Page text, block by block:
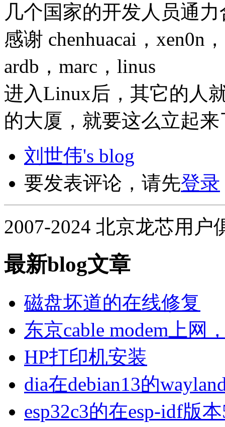
几个国家的开发人员通
感谢 chenhuacai，xen0n
ardb，marc，linus
进入Linux后，其它的人
的大厦，就要这么立起来
刘世伟's blog
要发表评论，请先登录
2007-2024 北京龙芯用户
最新blog文章
磁盘坏道的在线修复
东京cable modem上网
HP打印机安装
dia在debian13的
esp32c3的在esp-idf版